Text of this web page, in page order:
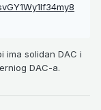
ima solidan DAC i
DAC-a.